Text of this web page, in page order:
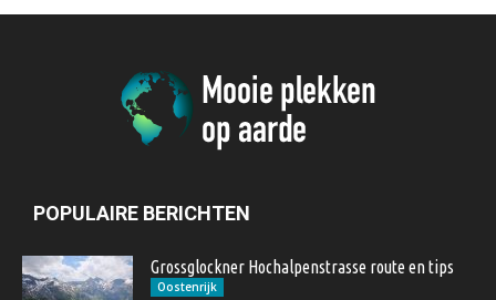
POPULAIRE BERICHTEN
Grossglockner Hochalpenstrasse route en tips
Oostenrijk